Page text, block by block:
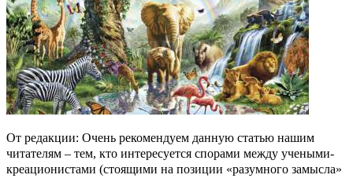
От редакции: Очень рекомендуем данную статью нашим
читателям – тем, кто интересуется спорами между учеными-
креационистами (стоящими на позиции «разумного замысла»